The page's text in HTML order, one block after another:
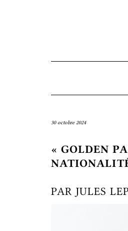
30 octobre 2024
« GOLDEN
PAR JULES